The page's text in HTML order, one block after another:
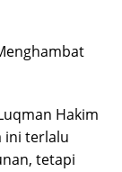
Hakim
ini terlalu
tetapi